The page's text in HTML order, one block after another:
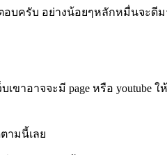
บครับ อย่างน้อยๆหลักหมื่นจะดี
เขาอาจจะมี page หรือ youtube ใ
ามนี้เลย